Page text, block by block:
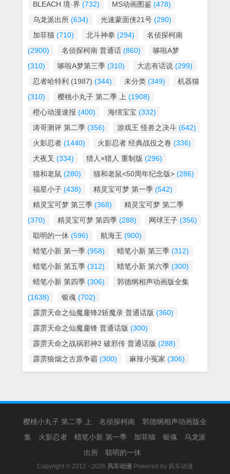
BLEACH 境·界 (732) MS动画图鉴 (478)
乌龙派出所 (634) 光速蒙面侠21号 (290)
加菲猫 (710) 北斗神拳 (294)
名侦探柯南
(2900)
名侦探柯南 普通话 (860)
哆啦A梦
(310)
哆啦A梦第三季 (310) 大志有话说 (299)
忍者哈特利 (1987) (344) 未分类 (349)
机器猫
(310)
樱桃小丸子 第二季 上 (1908)
橙心动漫速报 (400) 海绵宝宝 (332)
涛哥测评 第二季 (356) 游戏王 怪兽之决斗 (642)
火影忍者 (1440) 火影忍者 经典战役之卷 (336)
犬夜叉 (334) 猎人×猎人 重制版 (296)
猫和老鼠 (280) 猫和老鼠<50周年纪念版> (286)
福星小子 (438) 精灵宝可梦 第一季 (542)
精灵宝可梦 第三季 (368)
精灵宝可梦 第二季
(370)
精灵宝可梦 第四季 (288) 网球王子 (356)
聪明的一休 (596) 航海王 (900)
蜡笔小新 第一季 (958) 蜡笔小新 第三季 (312)
蜡笔小新 第五季 (312) 蜡笔小新 第六季 (300)
蜡笔小新 第四季 (306)
郭德纲相声动画版全集
(1638)
银魂 (702)
霹雳天命之仙魔鏖锋2斩魔录 普通话版 (360)
霹雳天命之仙魔鏖锋 普通话版 (300)
霹雳天命之战祸邪神2 破邪传 普通话版 (288)
霹雳狼烟之古原争霸 (300) 麻辣小冤家 (306)
樱桃小丸子 第二季 上 名侦探柯南
郭德纲相声动画版全
集
火影忍者 蜡笔小新 第一季 加菲猫 银魂
乌龙派
出所
聪明的一休
Copyright © 2012 - 2026 风车动漫 Powered by 风车动漫